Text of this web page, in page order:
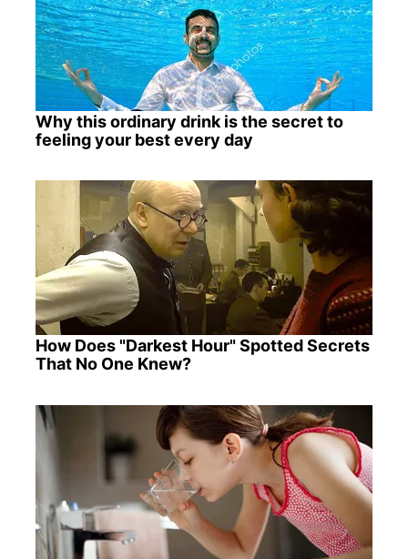
Why this ordinary drink is the secret to
feeling your best every day
How Does "Darkest Hour" Spotted Secrets
That No One Knew?